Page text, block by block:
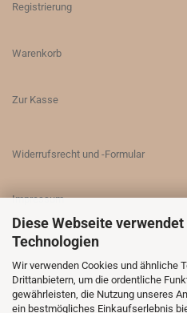
Diese Webseite
Technologien
Wir verwenden Cookies und ähnliche
Drittanbietern, um die ordentliche
gewährleisten, die Nutzung unseres
ein bestmögliches Einkaufserlebnis
Registrierung
Warenkorb
Zur Kasse
Widerrufsrecht und -Formular
Impressum
Sitemap
Kontakt